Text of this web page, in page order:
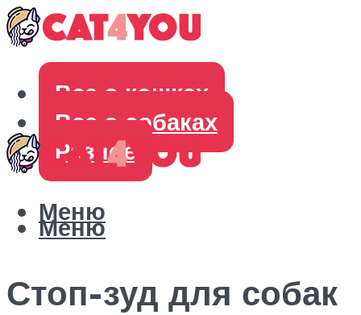
Все о кошках
Все о собаках
Разное
Меню
Меню
Стоп-зуд для собак